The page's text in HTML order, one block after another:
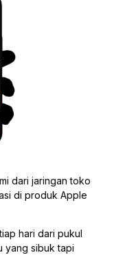
dari jaringan toko
di produk Apple
hari dari pukul
yang sibuk tapi